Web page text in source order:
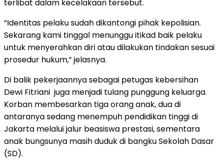
terlibat dalam kecelakaan tersebut.
“Identitas pelaku sudah dikantongi pihak kepolisian.
Sekarang kami tinggal menunggu itikad baik pelaku
untuk menyerahkan diri atau dilakukan tindakan sesuai
prosedur hukum,” jelasnya.
Di balik pekerjaannya sebagai petugas kebersihan
Dewi Fitriani juga menjadi tulang punggung keluarga.
Korban membesarkan tiga orang anak, dua di
antaranya sedang menempuh pendidikan tinggi di
Jakarta melalui jalur beasiswa prestasi, sementara
anak bungsunya masih duduk di bangku Sekolah Dasar
(SD).